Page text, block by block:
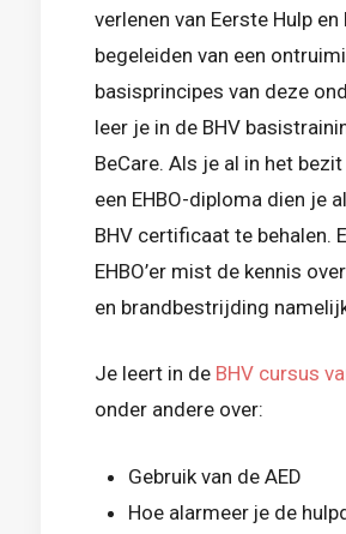
verlenen van Eerste Hulp en
begeleiden van een
basisprincipes van deze
leer je in de BHV
BeCare. Als je al in het
een EHBO-diploma dien je
BHV certificaat te behalen.
EHBO’er mist de kennis
en brandbestrijding
Je leert in de BHV cursus
onder andere over:
Gebruik van de AED
Hoe alarmeer je de